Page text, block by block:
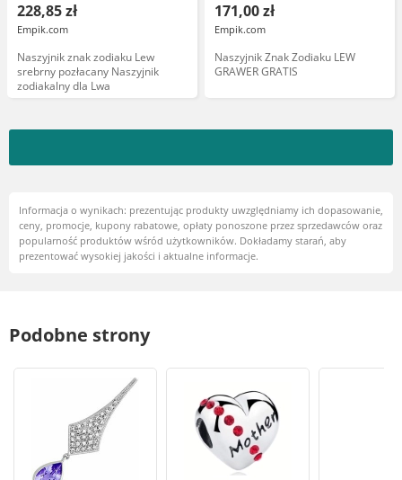
228,85 zł
Empik.com
Naszyjnik znak zodiaku Lew
srebrny pozłacany Naszyjnik
zodiakalny dla Lwa
171,00 zł
Empik.com
Naszyjnik Znak Zodiaku LEW
GRAWER GRATIS
Informacja o wynikach: prezentując produkty uwzględniamy ich dopasowanie,
ceny, promocje, kupony rabatowe, opłaty ponoszone przez sprzedawców oraz
popularność produktów wśród użytkowników. Dokładamy starań, aby
prezentować wysokiej jakości i aktualne informacje.
Podobne strony